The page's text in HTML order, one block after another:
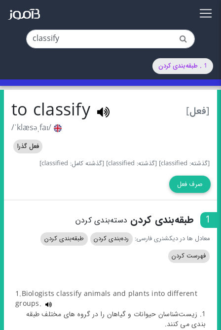
1 . طبقه‌بندی کردن
[فعل] to classify
/ˈklæsəˌfaɪ/
فعل گذرا
[گذشته: classified]
[گذشته: classified] [گذشته کامل: classified]
صرف فعل
1 طبقه‌بندی کردن دسته‌بندی کردن
معادل ها در دیکشنری فارسی: رده‌بندی کردن
طبقه‌بندی کردن
فهرست کردن
1.Biologists classify animals and plants into different
groups.
1. زیست‌شناسان حیوانات و گیاهان را در گروه های مختلف طبقه
بندی می کنند.